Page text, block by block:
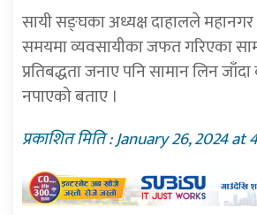
सायी सङ्घका अध्यक्ष दाहालले महानगर
समयमा व्यवसायीका जफत गरिएका
प्रतिबद्धता जनाए पनि सामान लिन
नपाएको बताए ।
प्रकाशित मिति : January 26, 2024 at